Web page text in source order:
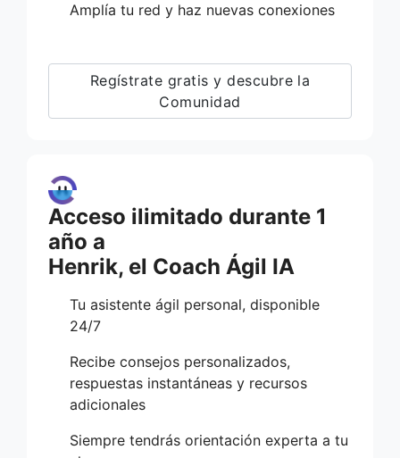
Amplía tu red y haz nuevas conexiones
Regístrate gratis y descubre la
Comunidad
Acceso ilimitado durante 1
año a
Henrik, el Coach Ágil IA
Tu asistente ágil personal, disponible
24/7
Recibe consejos personalizados,
respuestas instantáneas y recursos
adicionales
Siempre tendrás orientación experta a tu